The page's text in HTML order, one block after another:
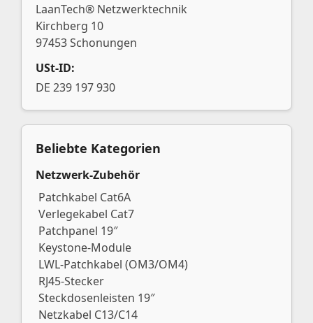
LaanTech® Netzwerktechnik
Kirchberg 10
97453 Schonungen
USt-ID:
DE 239 197 930
Beliebte Kategorien
Netzwerk-Zubehör
Patchkabel Cat6A
Verlegekabel Cat7
Patchpanel 19″
Keystone-Module
LWL-Patchkabel (OM3/OM4)
RJ45-Stecker
Steckdosenleisten 19″
Netzkabel C13/C14